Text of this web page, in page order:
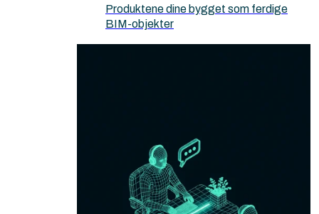
Produktene dine bygget som ferdige
BIM-objekter